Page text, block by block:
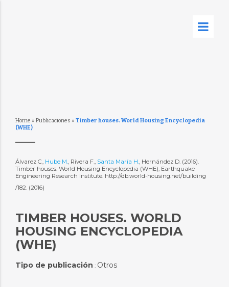
Home » Publicaciones » Timber houses. World Housing Encyclopedia
(WHE)
Álvarez C., Hube M., Rivera F., Santa María H., Hernández D. (2016).
Timber houses. World Housing Encyclopedia (WHE), Earthquake
Engineering Research Institute. http://db.world-housing.net/building
/182. (2016)
TIMBER HOUSES. WORLD
HOUSING ENCYCLOPEDIA
(WHE)
Tipo de publicación : Otros